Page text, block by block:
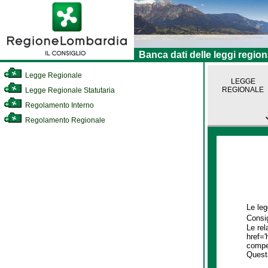
Banca dati delle leggi
Legge Regionale
Legge Regionale Statutaria
Regolamento Interno
Regolamento Regionale
LEGGE
REGIONALE
Le
Le